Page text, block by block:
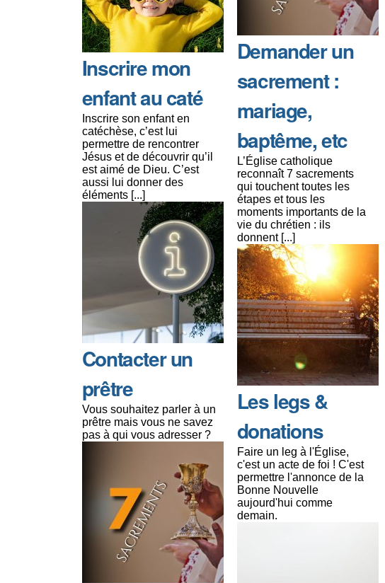
Inscrire mon
enfant au caté
Inscrire son enfant en
catéchèse, c’est lui
permettre de rencontrer
Jésus et de découvrir qu’il
est aimé de Dieu. C’est
aussi lui donner des
éléments [...]
Contacter un
prêtre
Vous souhaitez parler à un
prêtre mais vous ne savez
pas à qui vous adresser ?
Demander un
sacrement :
mariage,
baptême, etc
L’Église catholique
reconnaît 7 sacrements
qui touchent toutes les
étapes et tous les
moments importants de la
vie du chrétien : ils
donnent [...]
Les legs &
donations
Faire un leg à l'Église,
c'est un acte de foi ! C'est
permettre l'annonce de la
Bonne Nouvelle
aujourd'hui comme
demain.